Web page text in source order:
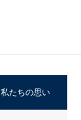
私たちの思い